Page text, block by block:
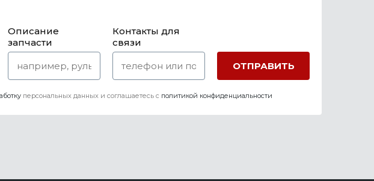
Описание
запчасти
Контакты для
связи
персональных данных и соглашаетесь c политикой конфиденциальности